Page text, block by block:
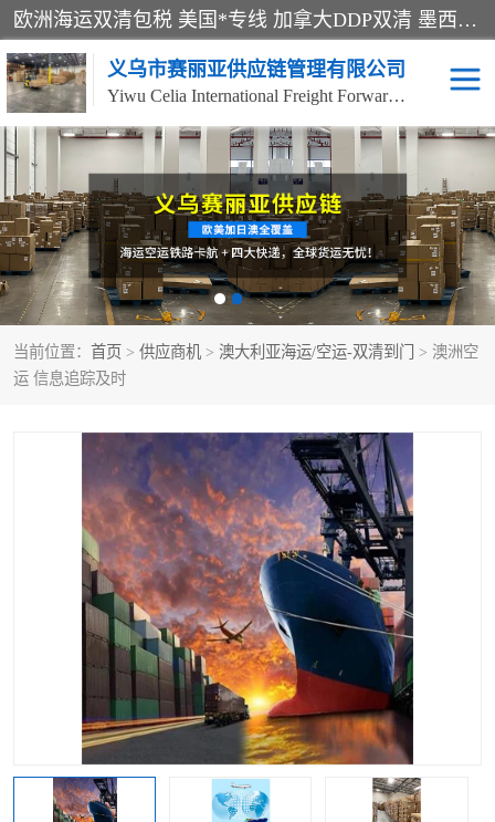
欧洲海运双清包税 美国*专线 加拿大DDP双清 墨西哥跨境空运 澳大利亚专线物流 跨境电商物流服务 国际快递到门服务 海运*渠道 一站式跨境物流解决方案 TikTok/SHEIN专线 电商平台FBA头程运输 国际铁路运输欧洲 UPS/DDHL/联邦快递跨境 美国双清到门物流 跨境*运输
义乌市赛丽亚供应链管理有限公司
Yiwu Celia International Freight Forwarding Co., Ltd
当前位置： 首页 > 供应商机 > 澳大利亚海运/空运-双清到门
> 澳洲空
运 信息追踪及时
美森快船 欧洲卡航
加拿大海运/空运-双清到
门
澳大利亚海运/空运-双清
到门
墨西哥海运/空运-双清到
门